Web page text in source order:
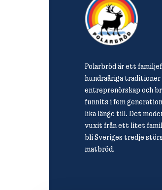
Polarbröd är ett
hundraåriga traditioner
entreprenörskap och
funnits i fem
lika länge till. Det
vuxit från ett litet
bli Sveriges tredje
matbröd.